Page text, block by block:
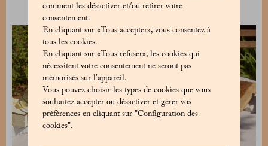
comment les désactiver et/ou retirer votre
consentement.
En cliquant sur «Tous accepter», vous consentez à
tous les cookies.
En cliquant sur «Tous refuser», les cookies qui
nécessitent votre consentement ne seront pas
mémorisés sur l’appareil.
Vous pouvez choisir les types de cookies que vous
souhaitez accepter ou désactiver et gérer vos
préférences en cliquant sur "Configuration des
cookies".